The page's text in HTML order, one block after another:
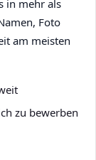
in mehr als
Foto
am meisten
zu bewerben